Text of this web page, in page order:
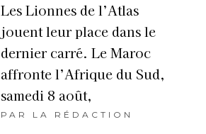
Les Lionnes de l’Atlas
jouent leur place dans le
dernier carré. Le Maroc
affronte l’Afrique du Sud,
samedi 8 août,
PAR LA RÉDACTION